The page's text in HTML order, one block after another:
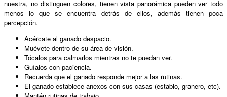
nuestra, no distinguen colores, tienen vista panorámica pueden ver todo
menos lo que se encuentra detrás de ellos, además tienen poca
percepción.
Acércate al ganado despacio.
Muévete dentro de su área de visión.
Tócalos para calmarlos mientras no te puedan ver.
Guíalos con paciencia.
Recuerda que el ganado responde mejor a las rutinas.
El ganado establece anexos con sus casas (establo, granero, etc).